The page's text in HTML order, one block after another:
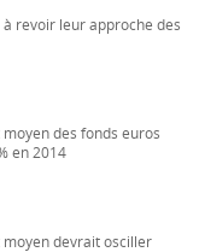
revoir leur approche des
des fonds euros
en 2014
devrait osciller